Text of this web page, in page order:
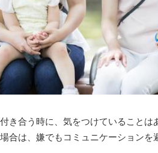
き合う時に、気をつけていること
合は、嫌でもコミュニケーションを